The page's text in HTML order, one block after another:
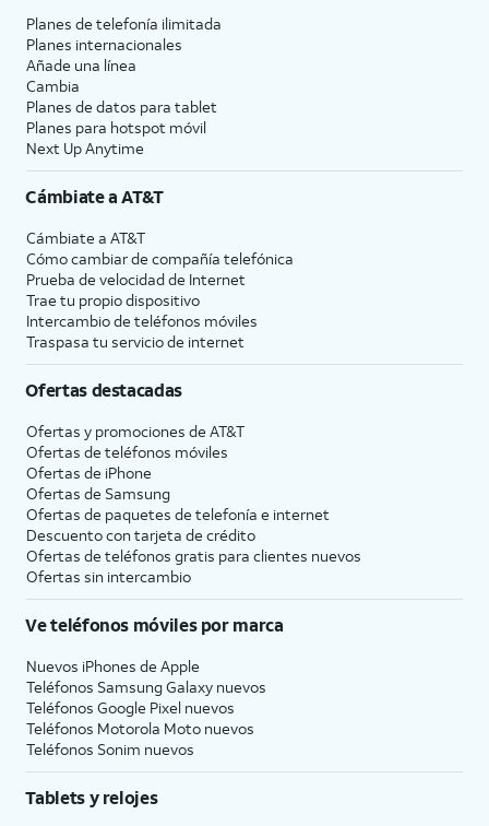
Planes de telefonía ilimitada
Planes internacionales
Añade una línea
Cambia
Planes de datos para tablet
Planes para hotspot móvil
Next Up Anytime
Cámbiate aAT&T
Cámbiate a AT&T
Cómo cambiar de compañía telefónica
Prueba de velocidad de Internet
Trae tu propio dispositivo
Intercambio de teléfonos móviles
Traspasa tu servicio de internet
Ofertas destacadas
Ofertas y promociones de AT&T
Ofertas de teléfonos móviles
Ofertas de iPhone
Ofertas de Samsung
Ofertas de paquetes de telefonía e internet
Descuento con tarjeta de crédito
Ofertas de teléfonos gratis para clientes nuevos
Ofertas sin intercambio
Ve teléfonos móviles por marca
Nuevos iPhones de Apple
Teléfonos Samsung Galaxy nuevos
Teléfonos Google Pixel nuevos
Teléfonos Motorola Moto nuevos
Teléfonos Sonim nuevos
Tablets y relojes